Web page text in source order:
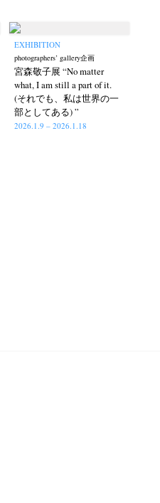
EXHIBITION
photographers’ gallery企画
宮森敬子展 “No matter
what, I am still a part of it.
(それでも、私は世界の一
部としてある) ”
2026.1.9 – 2026.1.18